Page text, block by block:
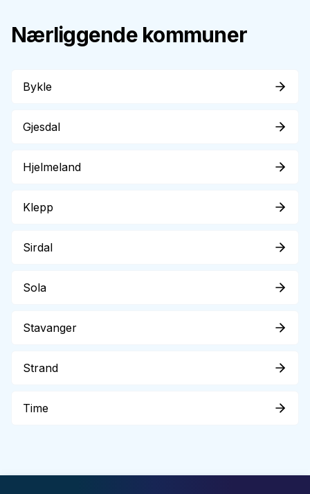
Nærliggende kommuner
Bykle
Gjesdal
Hjelmeland
Klepp
Sirdal
Sola
Stavanger
Strand
Time